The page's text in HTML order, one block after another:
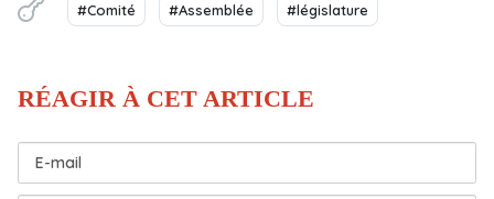
#Comité #Assemblée #législature